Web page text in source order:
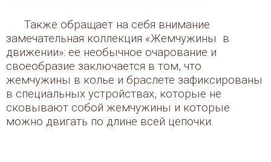
Также обращает на себя внимание
замечательная коллекция «Жемчужины в
движении»: ее необычное очарование и
своеобразие заключается в том, что
жемчужины в колье и браслете зафиксированы
в специальных устройствах, которые не
сковывают собой жемчужины и которые
можно двигать по длине всей цепочки.